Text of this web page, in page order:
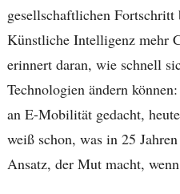
gesellschaftlichen
Künstliche Intelligenz mehr
erinnert daran, wie schnell
Technologien ändern
an E-Mobilität gedacht,
weiß schon, was in 25
Ansatz, der Mut macht,